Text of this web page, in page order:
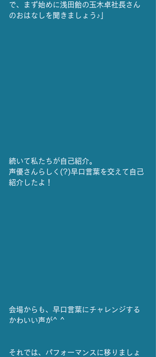
で、まず始めに浅田飴の玉木卓社長さん
のおはなしを聞きましょう♪」
続いて私たちが自己紹介。
声優さんらしく(?)早口言葉を交えて自己
紹介したよ！
会場からも、早口言葉にチャレンジする
かわいい声が^ ^
それでは、パフォーマンスに移りましょ